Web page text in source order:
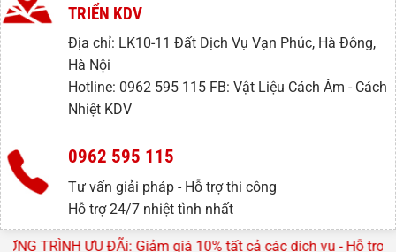
TRIỂN KDV
Địa chỉ: LK10-11 Đất Dịch Vụ Vạn Phúc, Hà Đông,
Hà Nội
Hotline: 0962 595 115 FB: Vật Liệu Cách Âm - Cách
Nhiệt KDV
0962 595 115
Tư vấn giải pháp - Hỗ trợ thi công
Hỗ trợ 24/7 nhiệt tình nhất
ĐÃi: Giảm giá 10% tất cả các dịch vụ - Hỗ trợ tư vấn, lên